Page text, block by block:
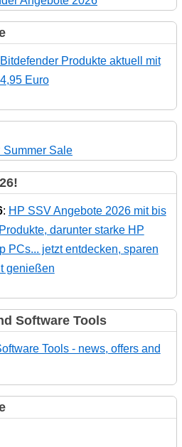
Produkte aktuell mit
Euro
: HP SSV Angebote 2026 mit bis
darunter starke HP
PCs... jetzt entdecken, sparen
genießen
Software Tools
Tools - news, offers and